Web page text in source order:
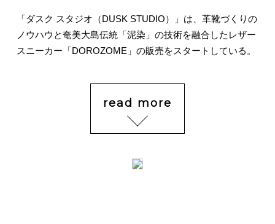
「ダスク スタジオ（DUSK STUDIO）」は、革靴づくりの
ノウハウと奄美大島伝統「泥染」の技術を融合したレザー
スニーカー「DOROZOME」の販売をスタートしている。
read more